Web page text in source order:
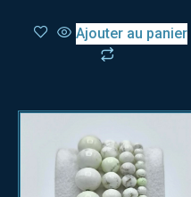
Ajouter au panier